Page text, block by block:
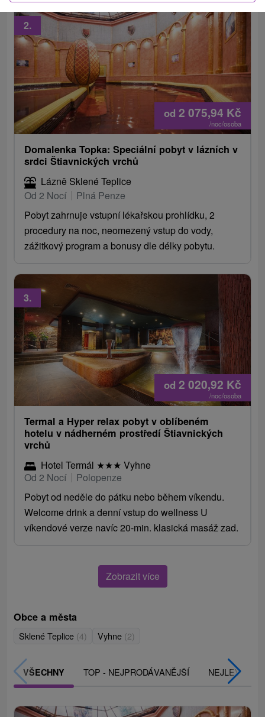
od 2 075,94 Kč
/noc/osoba
2.
Domalenka Topka: Speciální pobyt v lázních v
srdci Štiavnických vrchů
Lázně Sklené Teplice
Od 2 Nocí
Plná Penze
Pobyt zahrnuje vstupní lékařskou prohlídku, 2
procedury na noc, neomezený vstup do vody,
zážitkový program a bonusy dle délky pobytu.
od 2 020,92 Kč
/noc/osoba
3.
Termal a Hyper relax pobyt v oblíbeném
hotelu v nádherném prostředí Štiavnických
vrchů
Hotel Termál ★★★ Vyhne
Od 2 Nocí
Polopenze
Pobyt od neděle do pátku nebo během víkendu.
Welcome drink a denní vstup do wellness U
víkendové verze navíc 20-min. klasická masáž zad.
Zobrazit více
Obce a města
Sklené Teplice (4) Vyhne (2)
VŠECHNY TOP - NEJPRODÁVANĚJŠÍ NEJLEVNĚJŠÍ